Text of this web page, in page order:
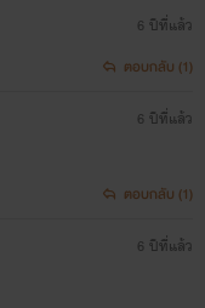
6 ปีที่แล้ว
ตอบกลับ (1)
6 ปีที่แล้ว
ตอบกลับ (1)
6 ปีที่แล้ว